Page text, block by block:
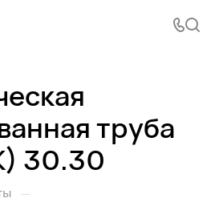
труба
30.30
—